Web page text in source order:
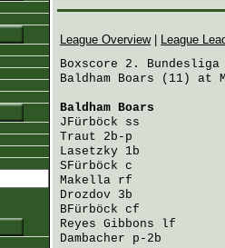
League Overview|
League
Boxscore 2.
Baldham Boars (11) at
Baldham Boars
JFürböck ss
Traut 2b-p
Lasetzky 1b
SFürböck c
Makella rf
Drozdov 3b
BFürböck cf
Reyes Gibbons lf
Dambacher p-2b